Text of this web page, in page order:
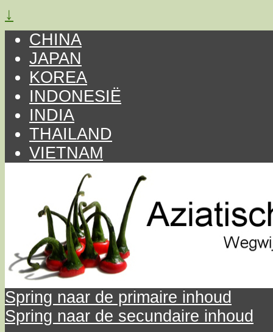
↓
CHINA
JAPAN
KOREA
INDONESIË
INDIA
THAILAND
VIETNAM
Spring naar de primaire inhoud
Spring naar de secundaire inhoud